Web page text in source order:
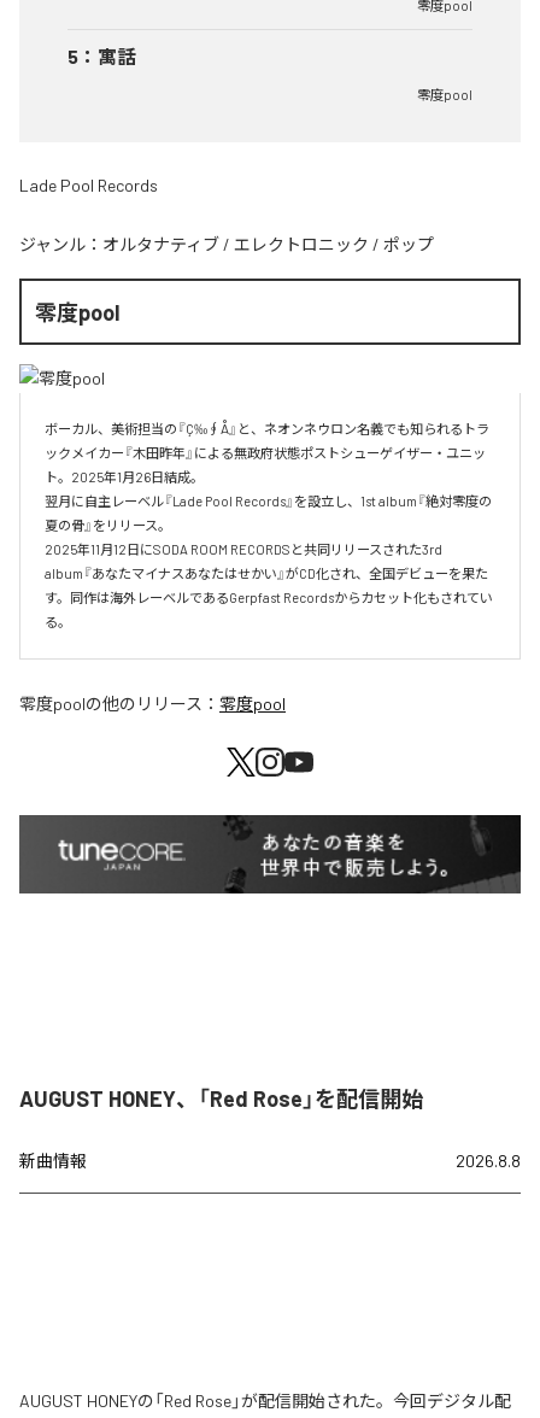
零度pool
5 ： 寓話
零度pool
Lade Pool Records
ジャンル： オルタナティブ / エレクトロニック / ポップ
零度pool
ボーカル、美術担当の『Ç‰∮Å』と、ネオンネウロン名義でも知られるトラ
ックメイカー『木田昨年』による無政府状態ポストシューゲイザー・ユニッ
ト。2025年1月26日結成。
翌月に自主レーベル『Lade Pool Records』を設立し、1st album『絶対零度の
夏の骨』をリリース。
2025年11月12日にSODA ROOM RECORDSと共同リリースされた3rd
album『あなたマイナスあなたはせかい』がCD化され、全国デビューを果た
す。同作は海外レーベルであるGerpfast Recordsからカセット化もされてい
る。
零度poolの他のリリース： 零度pool
AUGUST HONEY、「Red Rose」を配信開始
新曲情報 2026.8.8
AUGUST HONEYの「Red Rose」が配信開始された。今回デジタル配